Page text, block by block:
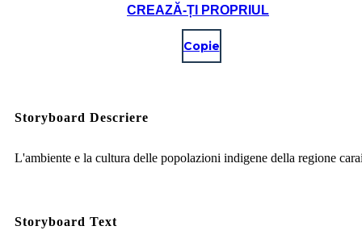
CREAZĂ-ȚI PROPRIUL
Copie
Storyboard Descriere
L'ambiente e la cultura delle popolazioni indigene della regione
Storyboard Text